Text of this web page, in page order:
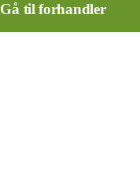
Gå til forhandler